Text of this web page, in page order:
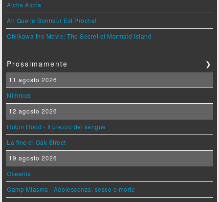
Atcha Atcha
Ah Que le Bonheur Est Proche!
Chiikawa the Movie: The Secret of Mermaid Island
Prossimamente ❯
11 agosto 2026
Nimrods
12 agosto 2026
Robin Hood - Il prezzo del sangue
La fine di Oak Street
19 agosto 2026
Oceania
Camp Miasma - Adolescenza, sesso e morte